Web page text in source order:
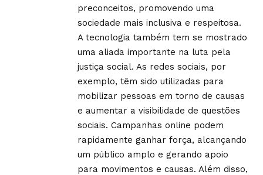
preconceitos, promovendo uma
sociedade mais inclusiva e respeitosa.
A tecnologia também tem se mostrado
uma aliada importante na luta pela
justiça social. As redes sociais, por
exemplo, têm sido utilizadas para
mobilizar pessoas em torno de causas
e aumentar a visibilidade de questões
sociais. Campanhas online podem
rapidamente ganhar força, alcançando
um público amplo e gerando apoio
para movimentos e causas. Além disso,